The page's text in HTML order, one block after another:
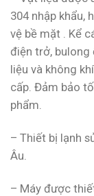
304 nhập khẩu,
vệ bề mặt . Kể
điện trở, bulong
liệu và không
cấp. Đảm bảo
phẩm.
– Thiết bị lạnh
Âu.
– Máy được